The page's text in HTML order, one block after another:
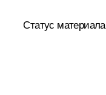
Статус материала